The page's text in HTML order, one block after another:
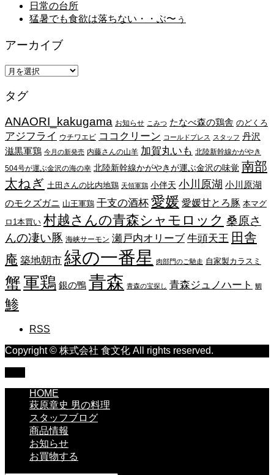
日常の台所
猛暑でも食欲は落ちない・・ぶ〜ぅ
アーカイブ
ア
カ
ブ
タグ
ANAORI_kakugama お知らせ こみつ たなべ森の鶏舎 のどくろ
アジフライ ウチワエビ ココクリーン コールドプレス スタッフ 丹沢
滋黒軍鶏 今月の新発売 内藤さんの山羊 加賀丸いも 北陸新幹線かがやき
504号が運ぶ金沢の海の幸 北陸新幹線かがやきが運ぶ金沢の味覚 南部
太ねぎ 土田さんの比内地鶏 天領軍鶏 小伴天 小川原湖 小川原湖
のモクズガニ 山王軍鶏 干支の酒杯 愛媛 愛媛甘とろ豚 本マグ
ロ1本買い 村越さんの青森シャモロック 桑原さ
んの凄い豚 海峡サーモン 瀬戸内オリーブ 牛頭天王 田舎
庵 築地朝市 緑の一番星 肉部門のご馳走 自家製カラスミ
蟹軍鶏 銀の鴨 青森 青森の宝探し 青森ジュノハート 鯛
鯵
RSS
Copyright © 株式会社 食文化 All rights reserved.
HOME
萩原章史 男の料理
スタッフブログ
商品情報
お知らせ
お買物する